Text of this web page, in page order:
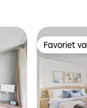
Favoriet
Favoriet